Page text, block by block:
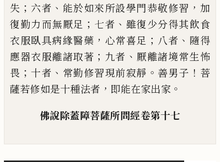
失 ； 六者 、 能於如來所設學門恭敬修習 ， 加
復勤力而無厭足 ； 七者 、 雖復少分得其飲食
衣服臥具病緣醫藥 ， 心常喜足 ； 八者 、 隨得
應器衣服離諸取著 ； 九者 、 厭離諸境常生怖
畏 ； 十者 、 常勤修習現前寂靜 。 善男子 ！ 菩
薩若修如是十種法者 ， 即能在家出家 。
佛說除蓋障菩薩所問經卷第十七